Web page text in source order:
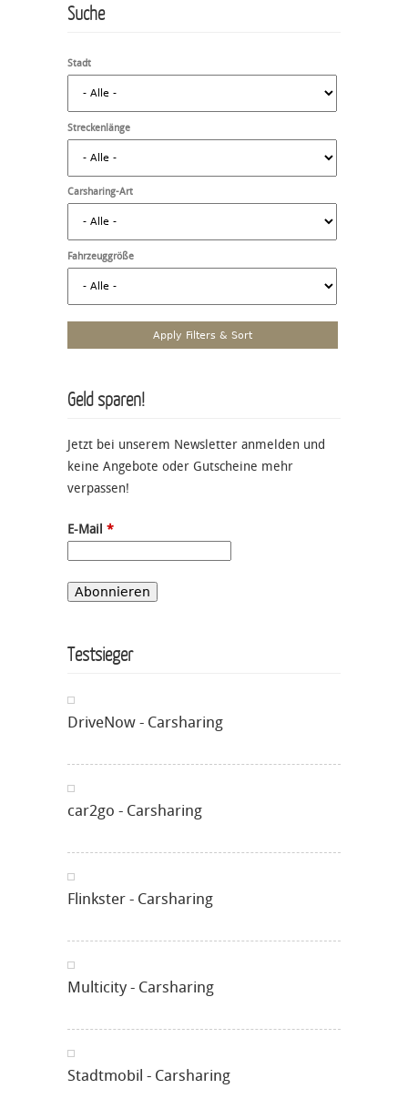
Suche
Stadt
Streckenlänge
Carsharing-Art
Fahrzeuggröße
Geld sparen!
Jetzt bei unserem Newsletter anmelden und
keine Angebote oder Gutscheine mehr
verpassen!
E-Mail *
Testsieger
DriveNow - Carsharing
car2go - Carsharing
Flinkster - Carsharing
Multicity - Carsharing
Stadtmobil - Carsharing